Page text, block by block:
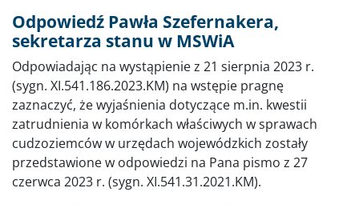
Odpowiedź Pawła Szefernakera,
sekretarza stanu w MSWiA
Odpowiadając na wystąpienie z 21 sierpnia 2023 r.
(sygn. XI.541.186.2023.KM) na wstępie pragnę
zaznaczyć, że wyjaśnienia dotyczące m.in. kwestii
zatrudnienia w komórkach właściwych w sprawach
cudzoziemców w urzędach wojewódzkich zostały
przedstawione w odpowiedzi na Pana pismo z 27
czerwca 2023 r. (sygn. XI.541.31.2021.KM).